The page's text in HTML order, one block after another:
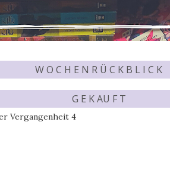
W O C H E N R Ü C K B L I C K
G E K AU F T
Vergangenheit 4